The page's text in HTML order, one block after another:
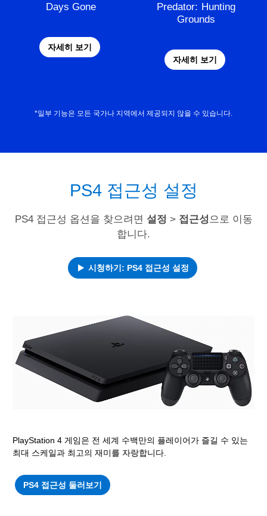
Days Gone
자세히 보기
Predator: Hunting
Grounds
자세히 보기
*일부 기능은 모든 국가나 지역에서 제공되지 않을 수 있습니다.
PS4 접근성 설정
PS4 접근성 옵션을 찾으려면 설정 > 접근성으로 이동
합니다.
시청하기: PS4 접근성 설정
PlayStation 4 게임은 전 세계 수백만의 플레이어가 즐길 수 있는
최대 스케일과 최고의 재미를 자랑합니다.
PS4 접근성 둘러보기